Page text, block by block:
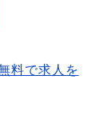
料で求人を